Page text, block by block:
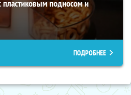
пластиковым подносом и
ПОДРОБНЕЕ